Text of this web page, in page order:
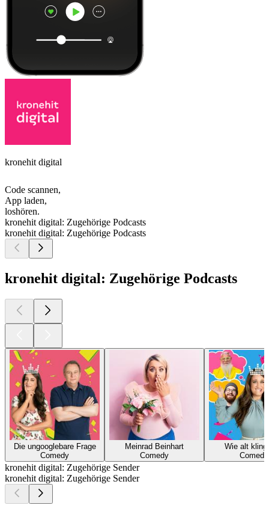
kronehit digital
Code scannen,
App laden,
loshören.
kronehit digital: Zugehörige Podcasts
kronehit digital: Zugehörige Podcasts
kronehit digital: Zugehörige Podcasts
Die ungooglebare Frage
Comedy
Meinrad Beinhart
Comedy
Wie alt kling
Comedy
kronehit digital: Zugehörige Sender
kronehit digital: Zugehörige Sender